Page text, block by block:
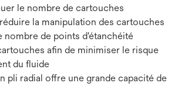
le nombre de cartouches
la manipulation des cartouches
nombre de points d'étanchéité
afin de minimiser le risque
du fluide
pli radial offre une grande capacité de